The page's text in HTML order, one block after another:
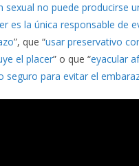
sexual no puede producirse
es la única responsable de
”, que “usar preservativo
el placer” o que “eyacular
seguro para evitar el